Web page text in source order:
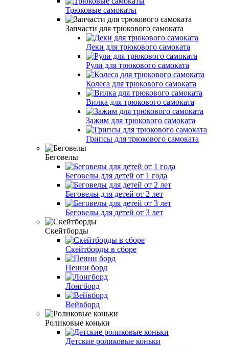
Трюковые самокаты
Запчасти для трюкового самоката
Деки для трюкового самоката
Рули для трюкового самоката
Колеса для трюкового самоката
Вилка для трюкового самоката
Зажим для трюкового самоката
Грипсы для трюкового самоката
Беговелы
Беговелы для детей от 1 года
Беговелы для детей от 2 лет
Беговелы для детей от 3 лет
Скейтборды
Скейтборды в сборе
Пенни борд
Лонгборд
Вейвборд
Роликовые коньки
Детские роликовые коньки